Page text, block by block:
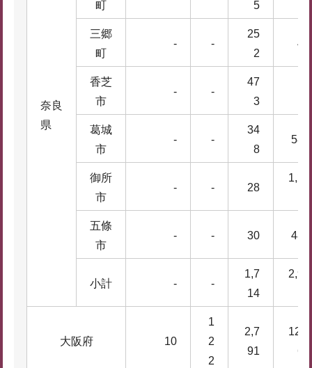
奈良
県
町
5
三郷
町
- -
25
2
48
香芝
市
- -
47
3
葛城
市
- -
34
8
580
御所
市
- - 28
1,24
五條
市
- - 30 482
小計 - -
1,7
14
2,98
大阪府 10
1
2
2
2,7
91
12,4
61